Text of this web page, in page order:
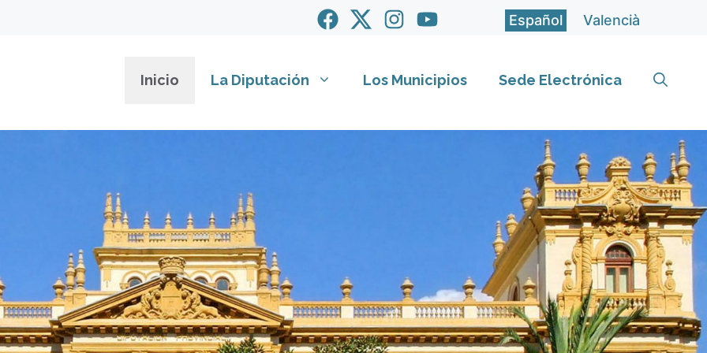
Español Valencià
Inicio La Diputación Los Municipios Sede Electrónica